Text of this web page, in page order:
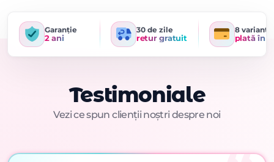
Garanție
2 ani
30 de zile
retur gratuit
8 variante
plată în
Testimoniale
Vezi ce spun clienții noștri despre noi